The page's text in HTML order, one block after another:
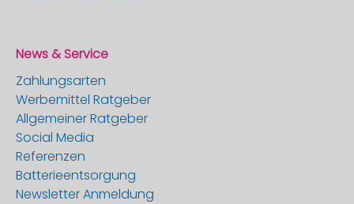
News & Service
Zahlungsarten
Werbemittel Ratgeber
Allgemeiner Ratgeber
Social Media
Referenzen
Batterieentsorgung
Newsletter Anmeldung